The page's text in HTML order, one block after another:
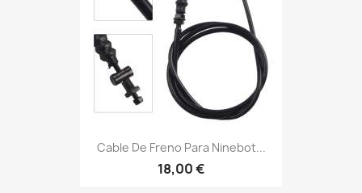
Cable De Freno Para Ninebot...
18,00 €